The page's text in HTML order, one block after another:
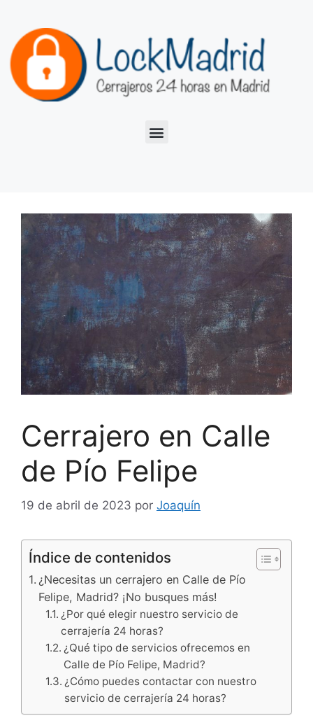
Cerrajero en Calle
de Pío Felipe
19 de abril de 2023 por Joaquín
Índice de contenidos
¿Necesitas un cerrajero en Calle de Pío
Felipe, Madrid? ¡No busques más!
¿Por qué elegir nuestro servicio de
cerrajería 24 horas?
¿Qué tipo de servicios ofrecemos en
Calle de Pío Felipe, Madrid?
¿Cómo puedes contactar con nuestro
servicio de cerrajería 24 horas?